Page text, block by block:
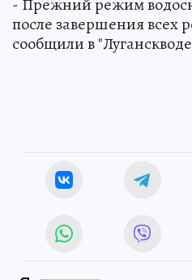
- Прежний режим
после завершения всех
сообщили в